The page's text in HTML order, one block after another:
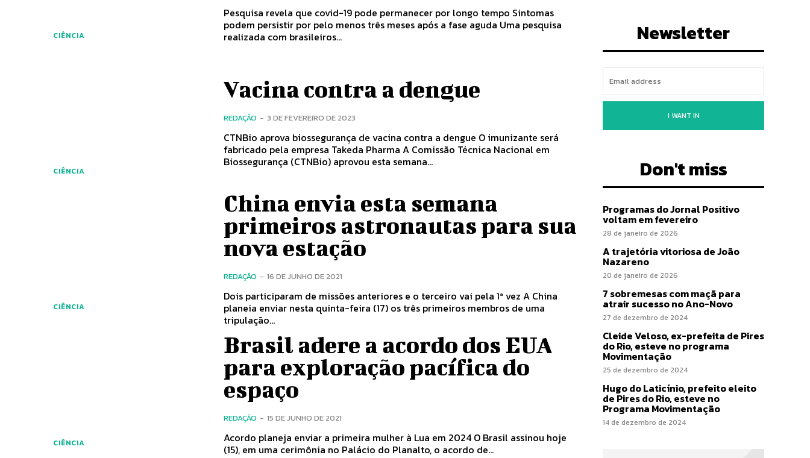
CIÊNCIA
Pesquisa revela que covid-19 pode permanecer por longo tempo Sintomas
podem persistir por pelo menos três meses após a fase aguda Uma pesquisa
realizada com brasileiros...
CIÊNCIA
Vacina contra a dengue
REDAÇÃO - 3 DE FEVEREIRO DE 2023
CTNBio aprova biossegurança de vacina contra a dengue O imunizante será
fabricado pela empresa Takeda Pharma A Comissão Técnica Nacional em
Biossegurança (CTNBio) aprovou esta semana...
CIÊNCIA
China envia esta semana
primeiros astronautas para sua
nova estação
REDAÇÃO - 16 DE JUNHO DE 2021
Dois participaram de missões anteriores e o terceiro vai pela 1ª vez A China
planeia enviar nesta quinta-feira (17) os três primeiros membros de uma
tripulação...
CIÊNCIA
Brasil adere a acordo dos EUA
para exploração pacífica do
espaço
REDAÇÃO - 15 DE JUNHO DE 2021
Acordo planeja enviar a primeira mulher à Lua em 2024 O Brasil assinou hoje
(15), em uma cerimônia no Palácio do Planalto, o acordo de...
Newsletter
I WANT IN
Don't miss
Programas do Jornal Positivo
voltam em fevereiro
28 de janeiro de 2026
A trajetória vitoriosa de João
Nazareno
20 de janeiro de 2026
7 sobremesas com maçã para
atrair sucesso no Ano-Novo
27 de dezembro de 2024
Cleide Veloso, ex-prefeita de Pires
do Rio, esteve no programa
Movimentação
25 de dezembro de 2024
Hugo do Laticínio, prefeito eleito
de Pires do Rio, esteve no
Programa Movimentação
14 de dezembro de 2024